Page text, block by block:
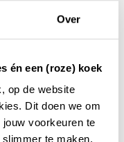
Over
én een (roze) koek
op de website
Dit doen we om
voorkeuren te
te maken.